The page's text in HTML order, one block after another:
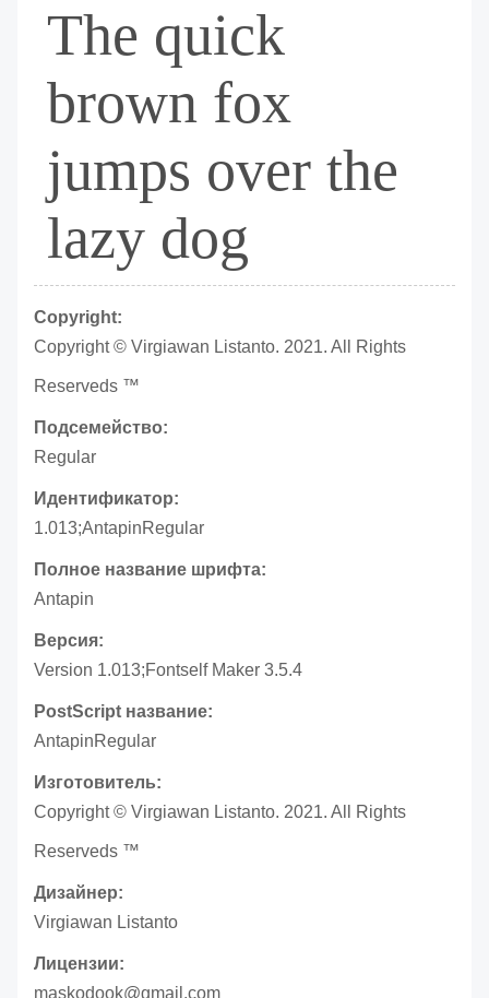
The quick
brown fox
jumps over the
lazy dog
Copyright:
Copyright © Virgiawan Listanto. 2021. All Rights
Reserveds ™
Подсемейство:
Regular
Идентификатор:
1.013;AntapinRegular
Полное название шрифта:
Antapin
Версия:
Version 1.013;Fontself Maker 3.5.4
PostScript название:
AntapinRegular
Изготовитель:
Copyright © Virgiawan Listanto. 2021. All Rights
Reserveds ™
Дизайнер:
Virgiawan Listanto
Лицензии:
maskodook@gmail.com